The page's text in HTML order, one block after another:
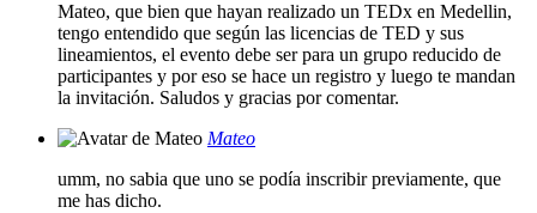
Mateo, que bien que hayan realizado un TEDx en Medellin,
tengo entendido que según las licencias de TED y sus
lineamientos, el evento debe ser para un grupo reducido de
participantes y por eso se hace un registro y luego te mandan
la invitación. Saludos y gracias por comentar.
Mateo
umm, no sabia que uno se podía inscribir previamente, que
me has dicho.